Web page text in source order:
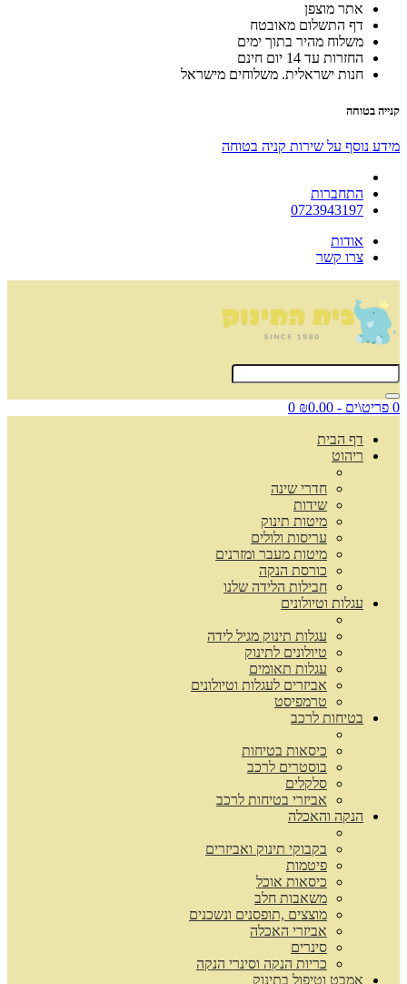
אתר מוצפן
דף התשלום מאובטח
משלוח מהיר בתוך ימים
החזרות עד 14 יום חינם
חנות ישראלית. משלוחים מישראל
קנייה בטוחה
מידע נוסף על שירות קניה בטוחה
התחברות
0723943197
אודות
צרו קשר
0 פריט\ים - ₪0.00 0
דף הבית
ריהוט
חדרי שינה
שידות
מיטות תינוק
עריסות ולולים
מיטות מעבר ומזרנים
כורסת הנקה
חבילות הלידה שלנו
עגלות וטיולונים
עגלות תינוק מגיל לידה
טיולונים לתינוק
עגלות תאומים
אביזרים לעגלות וטיולונים
טרמפיסט
בטיחות לרכב
כיסאות בטיחות
בוסטרים לרכב
סלקלים
אביזרי בטיחות לרכב
הנקה והאכלה
בקבוקי תינוק ואביזרים
פיטמות
כיסאות אוכל
משאבות חלב
מוצצים ,תופסנים ונשכנים
אביזרי האכלה
סינרים
כריות הנקה וסינרי הנקה
אמבט וטיפול בתינוק